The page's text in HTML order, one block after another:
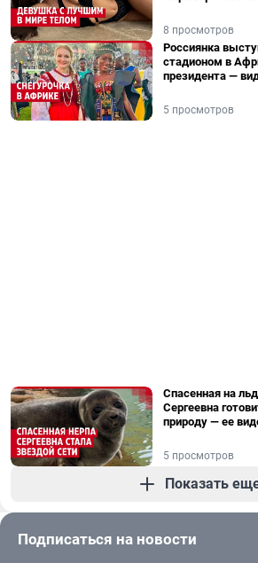
8 просмотров
Россиянка
стадионом в
президента —
5 просмотров
Спасенная на
Сергеевна
природу — ее
5 просмотров
Показать
Подписаться на новости